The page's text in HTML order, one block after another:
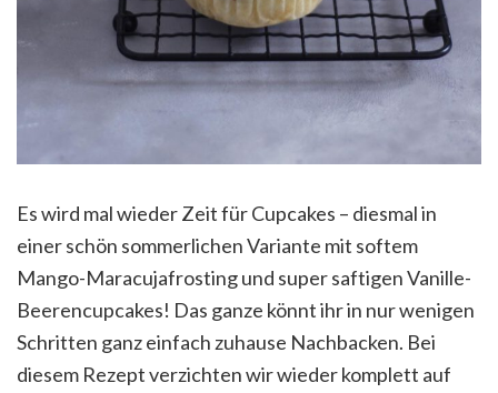
Es wird mal wieder Zeit für Cupcakes – diesmal in
einer schön sommerlichen Variante mit softem
Mango-Maracujafrosting und super saftigen Vanille-
Beerencupcakes! Das ganze könnt ihr in nur wenigen
Schritten ganz einfach zuhause Nachbacken. Bei
diesem Rezept verzichten wir wieder komplett auf